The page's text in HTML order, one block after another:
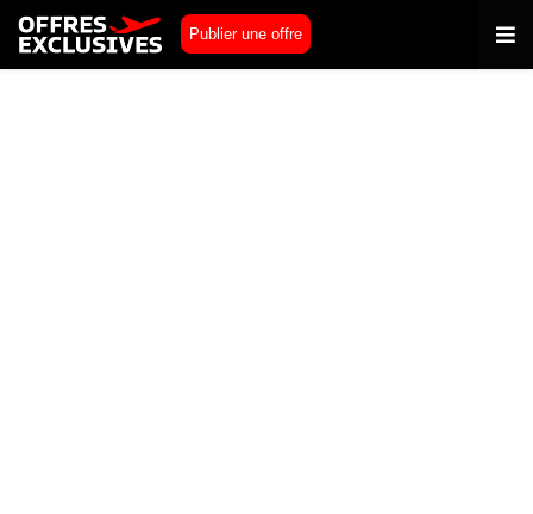
Publier une offre